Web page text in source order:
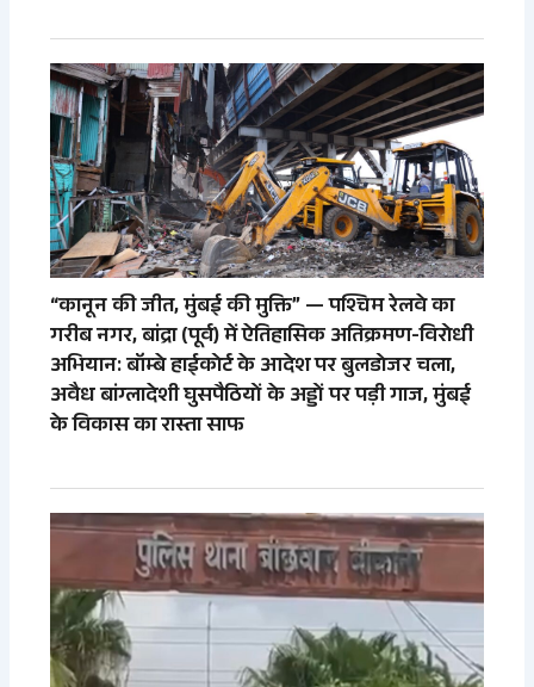
“कानून की जीत, मुंबई की मुक्ति” — पश्चिम रेलवे का
गरीब नगर, बांद्रा (पूर्व) में ऐतिहासिक अतिक्रमण-विरोधी
अभियान: बॉम्बे हाईकोर्ट के आदेश पर बुलडोजर चला,
अवैध बांग्लादेशी घुसपैठियों के अड्डों पर पड़ी गाज, मुंबई
के विकास का रास्ता साफ